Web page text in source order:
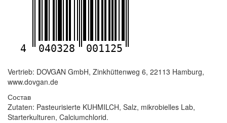
4 040328 001125
Vertrieb: DOVGAN GmbH, Zinkhüttenweg 6, 22113 Hamburg,
www.dovgan.de
Состав
Zutaten: Pasteurisierte KUHMILCH, Salz, mikrobielles Lab,
Starterkulturen, Calciumchlorid.